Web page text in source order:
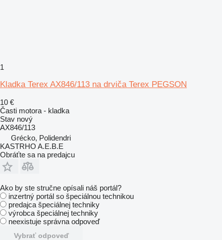
1
Kladka Terex AX846/113 na drviča Terex PEGSON
10 €
Časti motora - kladka
Stav nový
AX846/113
Grécko, Polidendri
KASTRHO A.E.B.E
Obráťte sa na predajcu
Ako by ste stručne opísali náš portál?
inzertný portál so špeciálnou technikou
predajca špeciálnej techniky
výrobca špeciálnej techniky
neexistuje správna odpoveď
Vybrať odpoveď